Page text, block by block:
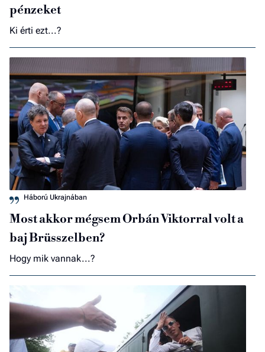
pénzeket
Ki érti ezt...?
Háború Ukrajnában
Most akkor mégsem Orbán Viktorral volt a
baj Brüsszelben?
Hogy mik vannak...?